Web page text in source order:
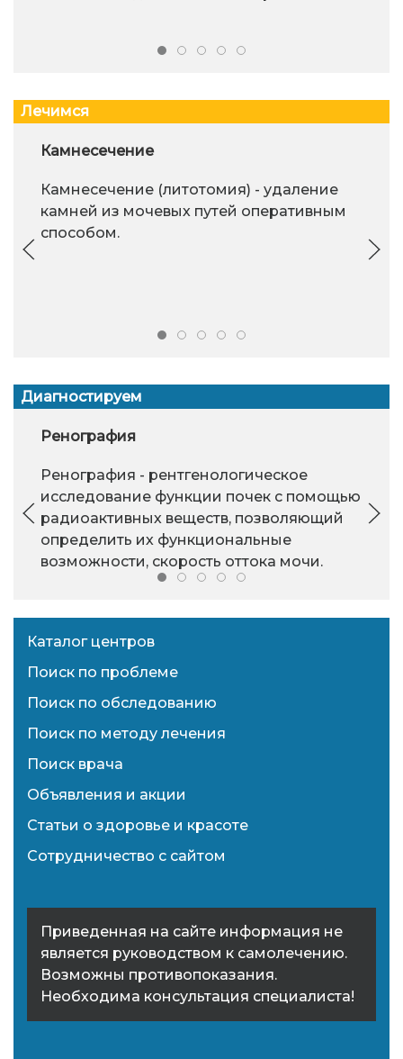
Лечимся
Камнесечение
Камнесечение (литотомия) - удаление
камней из мочевых путей оперативным
способом.
Диагностируем
Ренография
Ренография - рентгенологическое
исследование функции почек с помощью
радиоактивных веществ, позволяющий
определить их функциональные
возможности, скорость оттока мочи.
Каталог центров
Поиск по проблеме
Поиск по обследованию
Поиск по методу лечения
Поиск врача
Объявления и акции
Статьи о здоровье и красоте
Сотрудничество с сайтом
Приведенная на сайте информация не
является руководством к самолечению.
Возможны противопоказания.
Необходима консультация специалиста!